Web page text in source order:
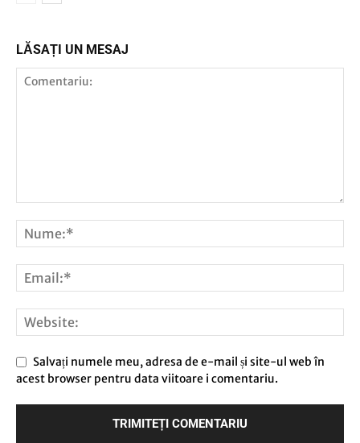
LĂSAȚI UN MESAJ
Salvați numele meu, adresa de e-mail și site-ul web în
acest browser pentru data viitoare i comentariu.